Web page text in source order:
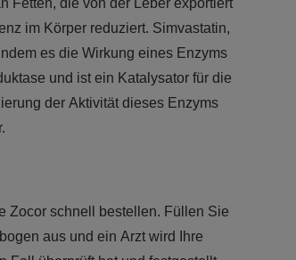
Fetten, die von der Leber exportiert
im Körper reduziert. Simvastatin,
es die Wirkung eines Enzyms
und ist ein Katalysator für die
der Aktivität dieses Enzyms
Zocor schnell bestellen. Füllen Sie
aus und ein Arzt wird Ihre